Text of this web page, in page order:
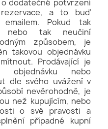
dodatečné potvrzení
rezervace, a to buď
Pokud tak
nebo tak neučiní
způsobem, je
takovou objednávku
Prodávající je
objednávku nebo
dle svého uvážení v
nevěrohodně, je
než kupujícím, nebo
o své pravosti a
případné kupní